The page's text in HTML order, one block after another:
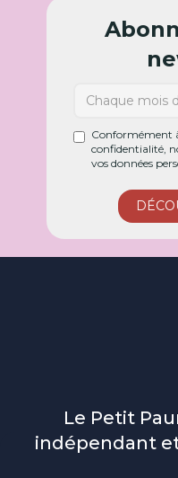
Conformément
confidentialité,
vos données
Le Petit
indépendant